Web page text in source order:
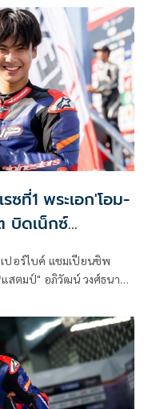
อนหนึ่งเมื่อครั้งสมเด็จ
าถ พระบรมราชชนนีพันปี
ริกาและยุโรป นักข่าว
ษณ์ถามพระองค์ว่า ทรง
นทรัลพัฒนา ขอน้อมนำพระ
ใจในการสร้างสรรค์
รัก ความผูกพัน และความ
คิด "Proud Mom. Proud
มบาสเดอร์ โอปอล–สุชาตา
ซที่1 พระเอก'โอม-
บิดเน็กซ์
ปอร์ไบค์ แชมเปียนชิพ
แสตมป์" อภิวัฒน์ วงศ์ธนา
กซ์" ธนัช ละอองปลิว นัก
คริสมาส ขณะมือระดับโลก
ด์ แชมเปียนชิพ ชาวเยอรมัน
ดิมโพเดียมแรก